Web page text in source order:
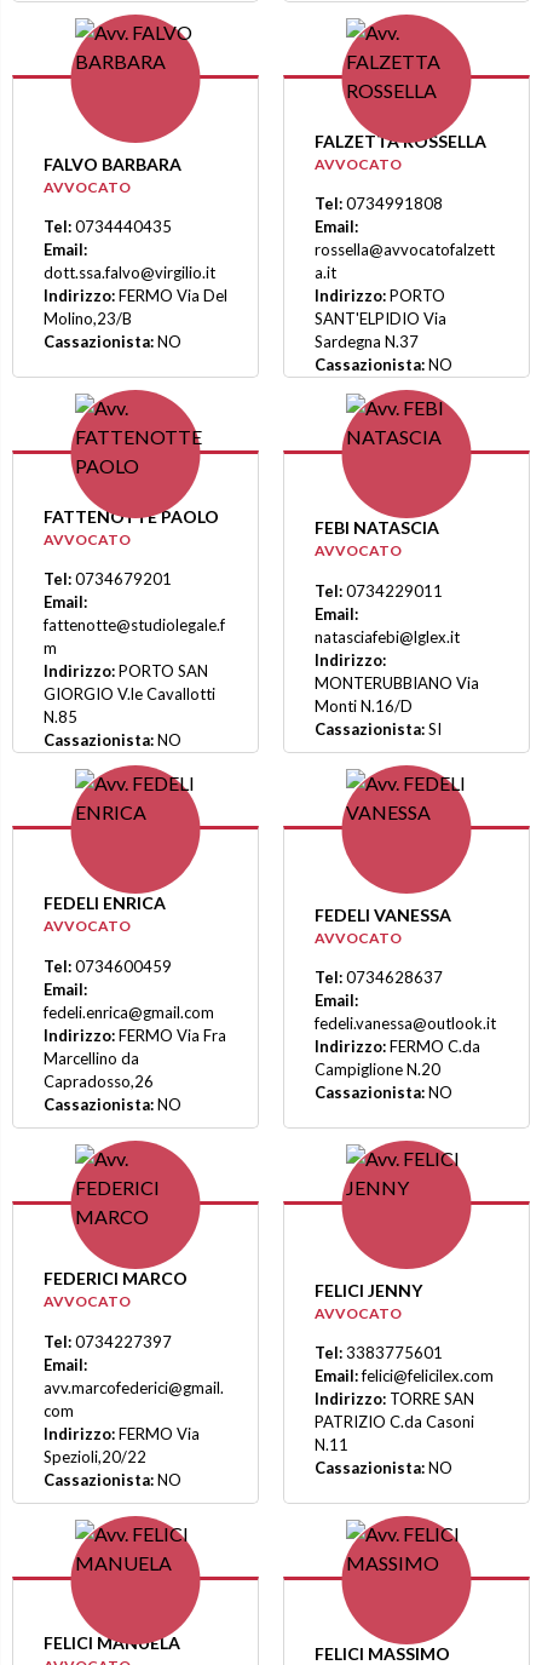
FALVO BARBARA
AVVOCATO
Tel:0734440435
Email:
dott.ssa.falvo@virgilio.it
Indirizzo:FERMO Via Del
Molino,23/B
Cassazionista:NO
FALZETTA ROSSELLA
AVVOCATO
Tel:0734991808
Email:
rossella@avvocatofalzett
a.it
Indirizzo:PORTO
SANT'ELPIDIO Via
Sardegna N.37
Cassazionista:NO
FATTENOTTE PAOLO
AVVOCATO
Tel:0734679201
Email:
fattenotte@studiolegale.f
m
Indirizzo:PORTO SAN
GIORGIO V.le Cavallotti
N.85
Cassazionista:NO
FEBI NATASCIA
AVVOCATO
Tel:0734229011
Email:
natasciafebi@lglex.it
Indirizzo:
MONTERUBBIANO Via
Monti N.16/D
Cassazionista:SI
FEDELI ENRICA
AVVOCATO
Tel:0734600459
Email:
fedeli.enrica@gmail.com
Indirizzo:FERMO Via Fra
Marcellino da
Capradosso,26
Cassazionista:NO
FEDELI VANESSA
AVVOCATO
Tel:0734628637
Email:
fedeli.vanessa@outlook.it
Indirizzo:FERMO C.da
Campiglione N.20
Cassazionista:NO
FEDERICI MARCO
AVVOCATO
Tel:0734227397
Email:
avv.marcofederici@gmail.
com
Indirizzo:FERMO Via
Spezioli,20/22
Cassazionista:NO
FELICI JENNY
AVVOCATO
Tel:3383775601
Email:felici@felicilex.com
Indirizzo: TORRE SAN
PATRIZIO C.da Casoni
N.11
Cassazionista:NO
FELICI MANUELA
FELICI MASSIMO